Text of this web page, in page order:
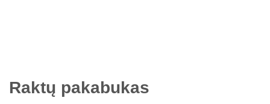
Raktų pakabukas